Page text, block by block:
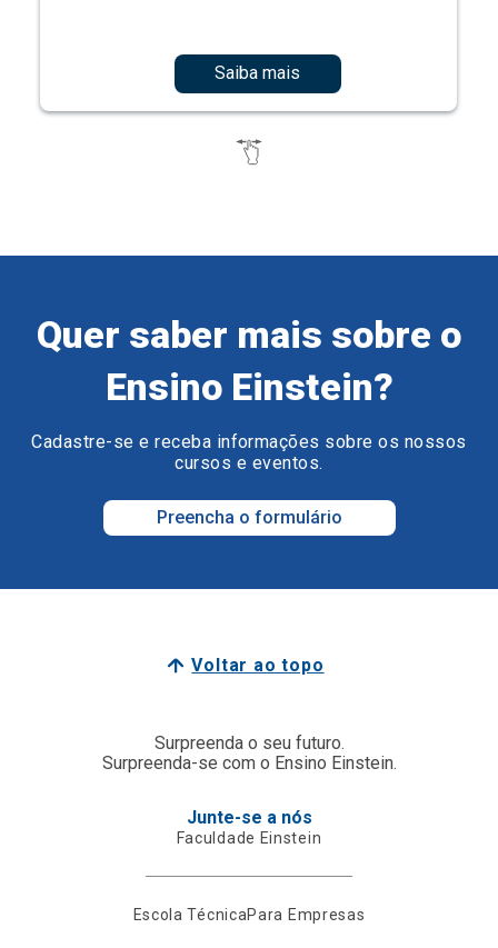
Saiba mais
Quer saber mais sobre o
Ensino Einstein?
Cadastre-se e receba informações sobre os nossos
cursos e eventos.
Preencha o formulário
Voltar ao topo
Surpreenda o seu futuro.
Surpreenda-se com o Ensino Einstein.
Junte-se a nós
Faculdade Einstein
Escola TécnicaPara Empresas